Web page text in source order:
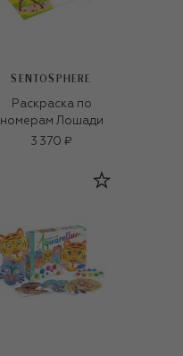
SENTOSPHERE
Раскраска по
номерам Лошади
3 370 ₽